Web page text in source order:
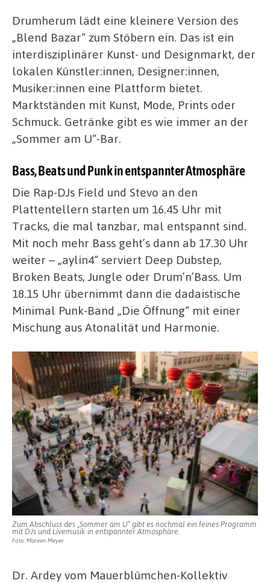
Drumherum lädt eine kleinere Version des
„Blend Bazar“ zum Stöbern ein. Das ist ein
interdisziplinärer Kunst- und Designmarkt, der
lokalen Künstler:innen, Designer:innen,
Musiker:innen eine Plattform bietet.
Marktständen mit Kunst, Mode, Prints oder
Schmuck. Getränke gibt es wie immer an der
„Sommer am U“-Bar.
Bass, Beats und Punk in entspannter Atmosphäre
Die Rap-DJs Field und Stevo an den
Plattentellern starten um 16.45 Uhr mit
Tracks, die mal tanzbar, mal entspannt sind.
Mit noch mehr Bass geht’s dann ab 17.30 Uhr
weiter – „aylin4“ serviert Deep Dubstep,
Broken Beats, Jungle oder Drum’n’Bass. Um
18.15 Uhr übernimmt dann die dadaistische
Minimal Punk-Band „Die Öffnung“ mit einer
Mischung aus Atonalität und Harmonie.
Zum Abschluss des „Sommer am U“ gibt es nochmal ein feines Programm
mit DJs und Livemusik in entspannter Atmosphäre.
Foto: Mareen Meyer
Dr. Ardey vom Mauerblümchen-Kollektiv